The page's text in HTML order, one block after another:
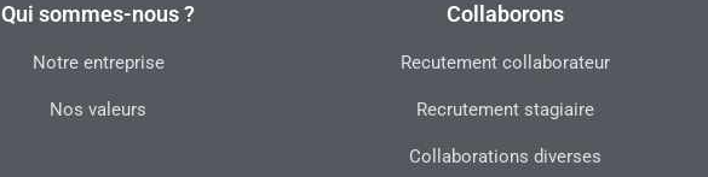
Qui sommes-nous ?
Notre entreprise
Nos valeurs
Collaborons
Recutement collaborateur
Recrutement stagiaire
Collaborations diverses